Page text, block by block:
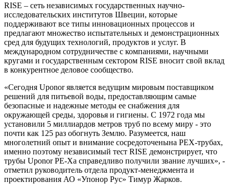
RISE – сеть независимых государственных научно-
исследовательских институтов Швеции, которые
поддерживают все типы инновационных процессов и
предлагают множество испытательных и демонстрационных
сред для будущих технологий, продуктов и услуг. В
международном сотрудничестве с компаниями, научными
кругами и государственным сектором RISE вносит свой вклад
в конкурентное деловое сообщество.
«Сегодня Uponor является ведущим мировым поставщиком
решений для питьевой воды, предоставляющим самые
безопасные и надежные методы ее снабжения для
окружающей среды, здоровья и гигиены. С 1972 года мы
установили 5 миллиардов метров труб по всему миру - это
почти как 125 раз обогнуть Землю. Разумеется, наш
многолетний опыт и внимание сосредоточенына PEX-трубах,
именно поэтому независимый тест RISE демонстрирует, что
трубы Uponor PE-Xa справедливо получили звание лучших», -
отметил руководитель отдела продукт-менеджмента и
проектирования АО «Упонор Рус» Тимур Жарков.